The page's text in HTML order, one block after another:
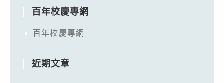
百年校慶專網
百年校慶專網
近期文章